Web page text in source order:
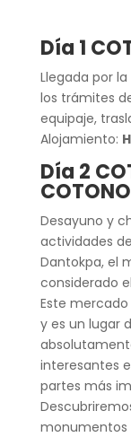
Día 1
Llegada por
los trámites
equipaje,
Alojamiento:
Día 2
Desayuno y
actividades
Dantokpa, el
considerado
Este
y es un lugar
interesantes
partes más
monumentos